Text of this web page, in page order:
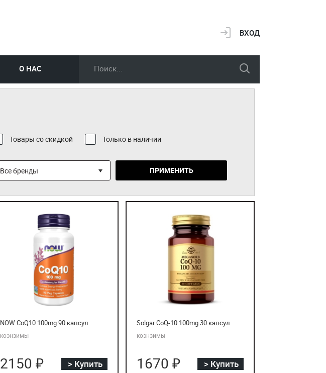
ВХОД
О НАС
Товары со скидкой Только в наличии
ПРИМЕНИТЬ
NOW CoQ10 100mg 90 капсул
коэнзимы
2150 ₽ > Купить
Solgar CoQ-10 100mg 30 капсул
коэнзимы
1670 ₽ > Купить